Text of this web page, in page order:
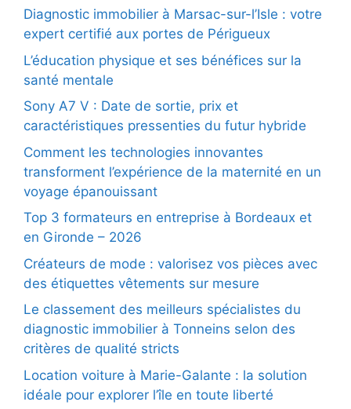
Diagnostic immobilier à Marsac-sur-l’Isle : votre
expert certifié aux portes de Périgueux
L’éducation physique et ses bénéfices sur la
santé mentale
Sony A7 V : Date de sortie, prix et
caractéristiques pressenties du futur hybride
Comment les technologies innovantes
transforment l’expérience de la maternité en un
voyage épanouissant
Top 3 formateurs en entreprise à Bordeaux et
en Gironde – 2026
Créateurs de mode : valorisez vos pièces avec
des étiquettes vêtements sur mesure
Le classement des meilleurs spécialistes du
diagnostic immobilier à Tonneins selon des
critères de qualité stricts
Location voiture à Marie-Galante : la solution
idéale pour explorer l’île en toute liberté